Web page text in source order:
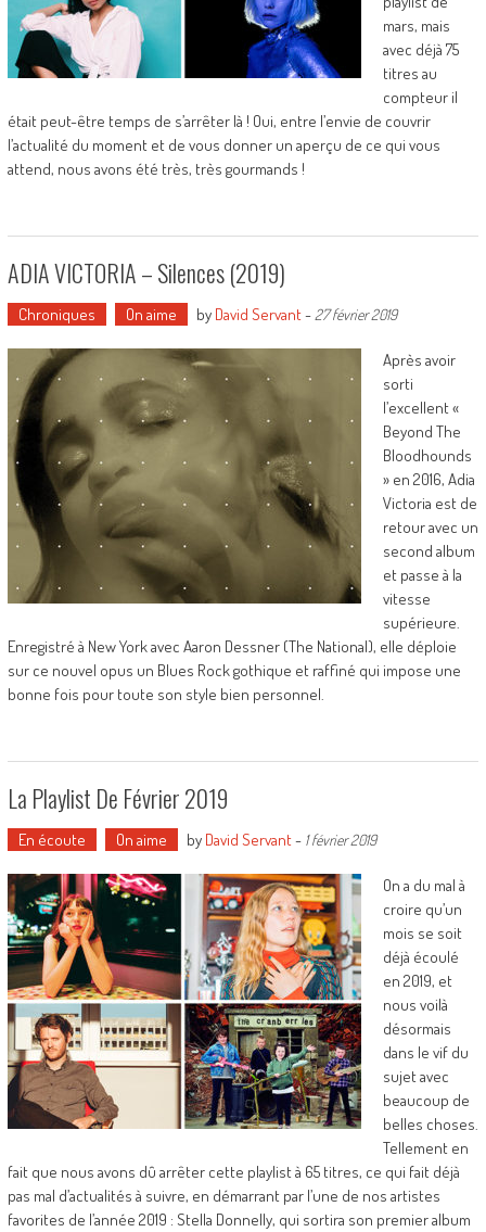
mars, mais
avec déjà 75
titres au
compteur il
était peut-être temps de s’arrêter là ! Oui, entre l’envie de couvrir
l’actualité du moment et de vous donner un aperçu de ce qui vous
attend, nous avons été très, très gourmands !
ADIA VICTORIA – Silences (2019)
Chroniques On aime by David Servant- 27 février 2019
Après avoir
sorti
l’excellent «
Beyond The
Bloodhounds
» en 2016, Adia
Victoria est de
retour avec un
second album
et passe à la
vitesse
supérieure.
Enregistré à New York avec Aaron Dessner (The National), elle déploie
sur ce nouvel opus un Blues Rock gothique et raffiné qui impose une
bonne fois pour toute son style bien personnel.
La Playlist De Février 2019
En écoute On aime by David Servant- 1 février 2019
On a du mal à
croire qu’un
mois se soit
déjà écoulé
en 2019, et
nous voilà
désormais
dans le vif du
sujet avec
beaucoup de
belles choses.
Tellement en
fait que nous avons dû arrêter cette playlist à 65 titres, ce qui fait déjà
pas mal d’actualités à suivre, en démarrant par l’une de nos artistes
favorites de l’année 2019 : Stella Donnelly, qui sortira son premier album